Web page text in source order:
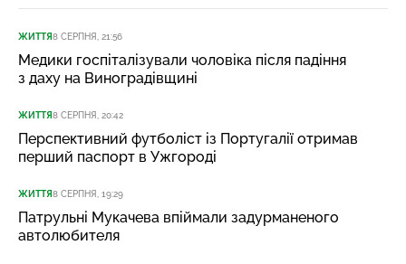
ЖИТТЯ8 СЕРПНЯ, 21:56
Медики госпіталізували чоловіка після падіння
з даху на Виноградівщині
ЖИТТЯ8 СЕРПНЯ, 20:42
Перспективний футболіст із Португалії отримав
перший паспорт в Ужгороді
ЖИТТЯ8 СЕРПНЯ, 19:29
Патрульні Мукачева впіймали задурманеного
автолюбителя